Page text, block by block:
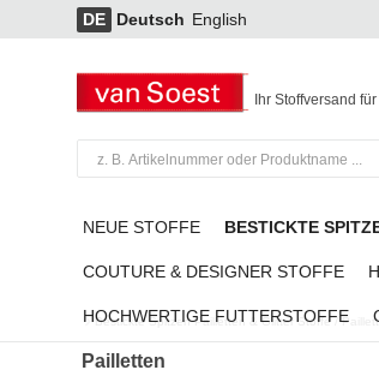
DE Deutsch English
Ihr Stoffversand
NEUE STOFFE BESTICKTE
COUTURE & DESIGNER STOFFE
HOCHWERTIGE FUTTERSTOFFE
Bestickte Spitzen Pailletten & Glitter Stoffe /
Pailletten